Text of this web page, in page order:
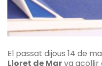
El passat dijous 14 de
Lloret de Marva acollir